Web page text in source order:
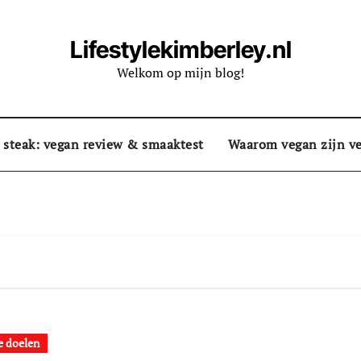
Lifestylekimberley.nl
Welkom op mijn blog!
vegan review & smaaktest Waarom vegan zijn
doelen